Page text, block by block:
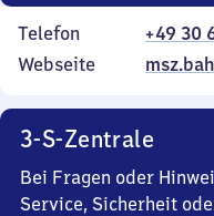
Telefon
+49 30
Webseite
3-S-Zentrale
Bei Fragen oder
Service, Sicherheit